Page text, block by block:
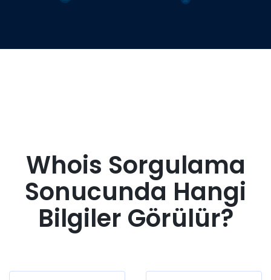
Whois Sorgulama
Sonucunda Hangi
Bilgiler Görülür?